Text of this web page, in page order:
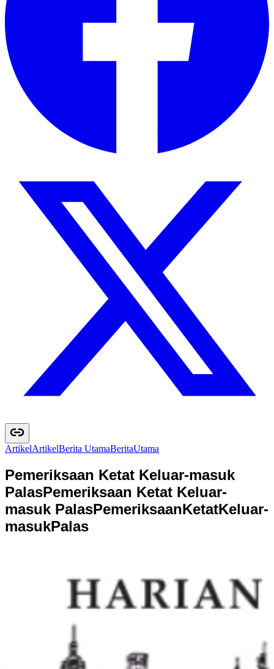
ArtikelArtikelBerita UtamaBeritaUtama
Pemeriksaan Ketat Keluar-masuk
PalasPemeriksaan Ketat Keluar-
masuk PalasPemeriksaanKetatKeluar-
masukPalas